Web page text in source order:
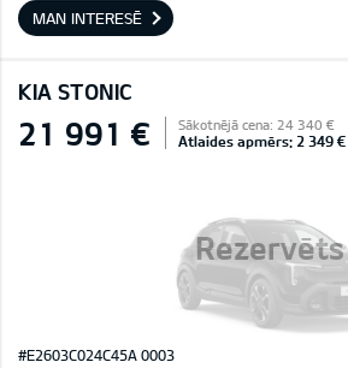
MAN INTERESĒ
KIA STONIC
Rezervēts
21 991 € Sākotnējā cena: 24 340 €
Atlaides apmērs: 2 349 €
#E2603C024C45A 0003